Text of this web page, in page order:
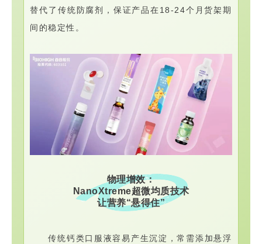
替代了传统防腐剂，保证产品在18-24个月货架期
间的稳定性。
物理增效：
NanoXtreme超微均质技术
让营养“悬得住”
传统钙类口服液容易产生沉淀，常需添加悬浮